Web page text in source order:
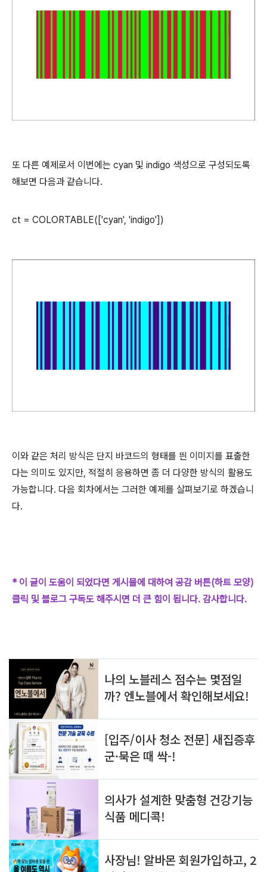
또 다른 예제로서 이번에는 cyan 및 indigo 색성으로 구성되도록
해보면 다음과 같습니다.
ct = COLORTABLE(['cyan', 'indigo'])
이와 같은 처리 방식은 단지 바코드의 형태를 띈 이미지를 표출한
다는 의미도 있지만, 적절히 응용하면 좀 더 다양한 방식의 활용도
가능합니다. 다음 회차에서는 그러한 예제를 살펴보기로 하겠습니
다.
* 이 글이 도움이 되었다면 게시물에 대하여 공감 버튼(하트 모양)
클릭 및 블로그 구독도 해주시면 더 큰 힘이 됩니다. 감사합니다.